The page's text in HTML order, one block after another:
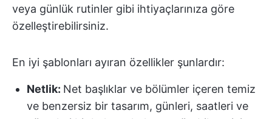
veya günlük rutinler gibi ihtiyaçlarınıza göre
özelleştirebilirsiniz.
En iyi şablonları ayıran özellikler şunlardır:
Netlik: Net başlıklar ve bölümler içeren temiz
ve benzersiz bir tasarım, günleri, saatleri ve